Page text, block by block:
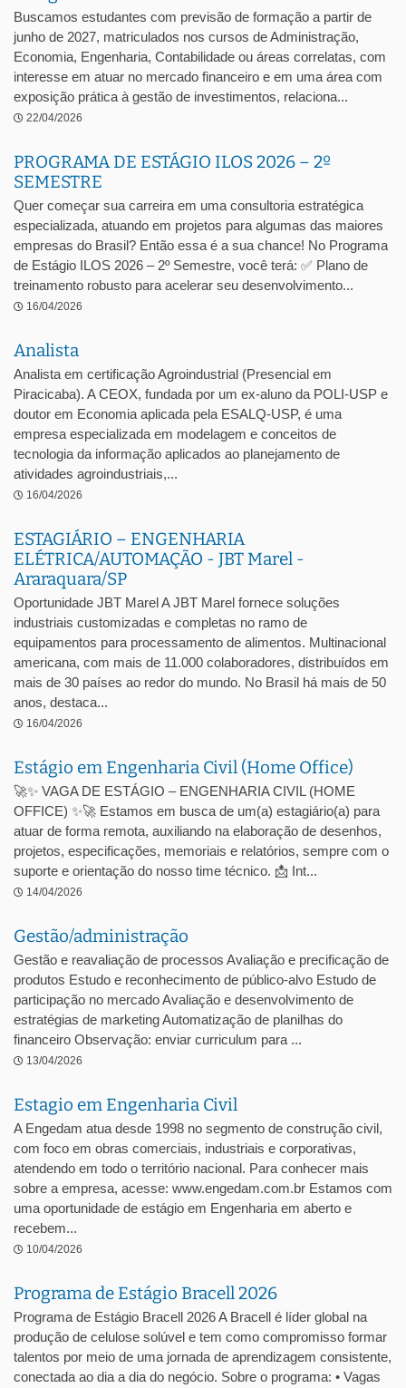
Buscamos estudantes com previsão de formação a partir de
junho de 2027, matriculados nos cursos de Administração,
Economia, Engenharia, Contabilidade ou áreas correlatas, com
interesse em atuar no mercado financeiro e em uma área com
exposição prática à gestão de investimentos, relaciona...
22/04/2026
PROGRAMA DE ESTÁGIO ILOS 2026 – 2º
SEMESTRE
Quer começar sua carreira em uma consultoria estratégica
especializada, atuando em projetos para algumas das maiores
empresas do Brasil? Então essa é a sua chance! No Programa
de Estágio ILOS 2026 – 2º Semestre, você terá: ✅ Plano de
treinamento robusto para acelerar seu desenvolvimento...
16/04/2026
Analista
Analista em certificação Agroindustrial (Presencial em
Piracicaba). A CEOX, fundada por um ex-aluno da POLI-USP e
doutor em Economia aplicada pela ESALQ-USP, é uma
empresa especializada em modelagem e conceitos de
tecnologia da informação aplicados ao planejamento de
atividades agroindustriais,...
16/04/2026
ESTAGIÁRIO – ENGENHARIA
ELÉTRICA/AUTOMAÇÃO - JBT Marel -
Araraquara/SP
Oportunidade JBT Marel A JBT Marel fornece soluções
industriais customizadas e completas no ramo de
equipamentos para processamento de alimentos. Multinacional
americana, com mais de 11.000 colaboradores, distribuídos em
mais de 30 países ao redor do mundo. No Brasil há mais de 50
anos, destaca...
16/04/2026
Estágio em Engenharia Civil (Home Office)
🚀✨ VAGA DE ESTÁGIO – ENGENHARIA CIVIL (HOME
OFFICE) ✨🚀 Estamos em busca de um(a) estagiário(a) para
atuar de forma remota, auxiliando na elaboração de desenhos,
projetos, especificações, memoriais e relatórios, sempre com o
suporte e orientação do nosso time técnico. 📩 Int...
14/04/2026
Gestão/administração
Gestão e reavaliação de processos Avaliação e precificação de
produtos Estudo e reconhecimento de público-alvo Estudo de
participação no mercado Avaliação e desenvolvimento de
estratégias de marketing Automatização de planilhas do
financeiro Observação: enviar curriculum para ...
13/04/2026
Estagio em Engenharia Civil
A Engedam atua desde 1998 no segmento de construção civil,
com foco em obras comerciais, industriais e corporativas,
atendendo em todo o território nacional. Para conhecer mais
sobre a empresa, acesse: www.engedam.com.br Estamos com
uma oportunidade de estágio em Engenharia em aberto e
recebem...
10/04/2026
Programa de Estágio Bracell 2026
Programa de Estágio Bracell 2026 A Bracell é líder global na
produção de celulose solúvel e tem como compromisso formar
talentos por meio de uma jornada de aprendizagem consistente,
conectada ao dia a dia do negócio. Sobre o programa: • Vagas